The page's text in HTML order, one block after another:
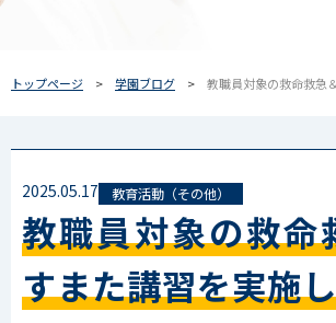
トップページ 学園ブログ 教職員対象の救命救急
2025.05.17 教育活動（その他）
教職員対象の救命
すまた講習を実施